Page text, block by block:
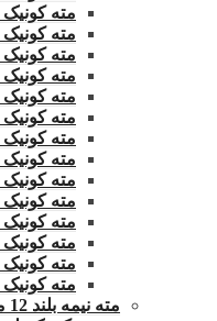
مته کونیک 22.5 میلیمتر
مته کونیک 23 میلیمتر
مته کونیک 24 میلیمتر
مته کونیک 25 میلیمتر
مته کونیک 26 میلیمتر
مته کونیک 27 میلیمتر
مته کونیک 28 میلیمتر
مته کونیک 29 میلیمتر
مته کونیک 30 میلیمتر
مته کونیک 31 میلیمتر
مته کونیک 32 میلمتر
مته کونیک 33 میلیمتر
مته کونیک 34 میلیمتر
مته کونیک 35 میلیمتر
مته نیمه بلند 12 میلیمتر